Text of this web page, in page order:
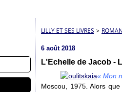
LILLY ET SES LIVRES >
6 août 2018
L'Echelle de Jacob -
« Mon
Moscou, 1975. Alors